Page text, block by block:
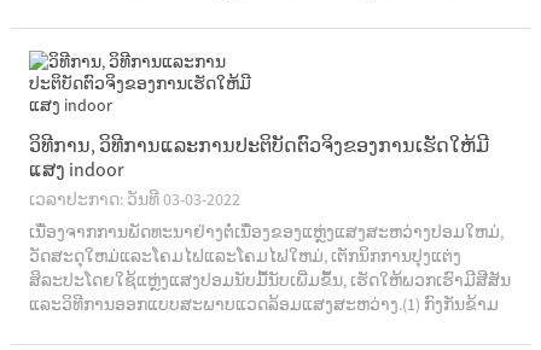
ວິທີການ, ວິທີການແລະການປະຕິບັດຕົວຈິງຂອງການເຮັດໃຫ້ມີ
ແສງ indoor
ເວລາປະກາດ: ວັນທີ 03-03-2022
ເນື່ອງຈາກການພັດທະນາຢ່າງຕໍ່ເນື່ອງຂອງແຫຼ່ງແສງສະຫວ່າງປອມໃຫມ່,
ວັດສະດຸໃຫມ່ແລະໂຄມໄຟແລະໂຄມໄຟໃຫມ່, ເຕັກນິກການປຸງແຕ່ງ
ສິລະປະໂດຍໃຊ້ແຫຼ່ງແສງປອມນັບມື້ນັບເພີ່ມຂຶ້ນ, ເຮັດໃຫ້ພວກເຮົາມີສີສັນ
ແລະວິທີການອອກແບບສະພາບແວດລ້ອມແສງສະຫວ່າງ.(1) ກົງກັນຂ້າມ